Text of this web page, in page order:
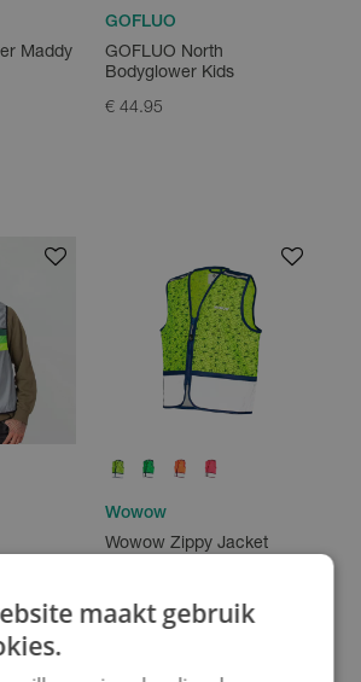
Maddy
GOFLUO
GOFLUO North
Bodyglower Kids
€ 44.95
Wowow
Wowow Zippy Jacket
maakt gebruik